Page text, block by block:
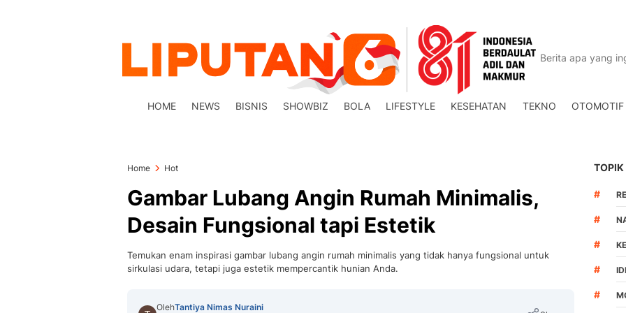
HOME NEWS BISNIS SHOWBIZ BOLA LIFESTYLE KESEHATAN TEKNO OTOMOTIF
Home Hot
Gambar Lubang Angin Rumah Minimalis,
Desain Fungsional tapi Estetik
Temukan enam inspirasi gambar lubang angin rumah minimalis yang tidak hanya fungsional untuk
sirkulasi udara, tetapi juga estetik mempercantik hunian Anda.
OlehTantiya Nimas Nuraini
TOPIK
#
#
#
#
#